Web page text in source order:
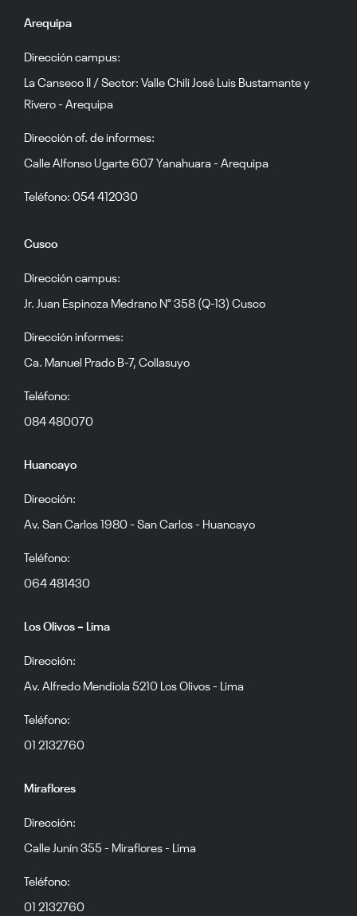
Arequipa
Dirección campus:
La Canseco II / Sector: Valle Chili José Luis Bustamante y
Rivero - Arequipa
Dirección of. de informes:
Calle Alfonso Ugarte 607 Yanahuara - Arequipa
Teléfono: 054 412030
Cusco
Dirección campus:
Jr. Juan Espinoza Medrano N° 358 (Q-13) Cusco
Dirección informes:
Ca. Manuel Prado B-7, Collasuyo
Teléfono:
084 480070
Huancayo
Dirección:
Av. San Carlos 1980 - San Carlos - Huancayo
Teléfono:
064 481430
Los Olivos – Lima
Dirección:
Av. Alfredo Mendiola 5210 Los Olivos - Lima
Teléfono:
01 2132760
Miraflores
Dirección:
Calle Junín 355 - Miraflores - Lima
Teléfono:
01 2132760